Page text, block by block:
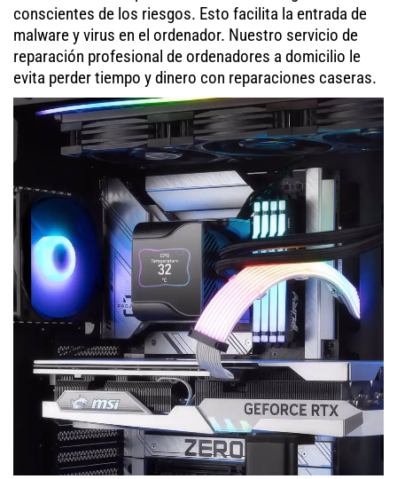
conscientes de los riesgos. Esto facilita la entrada de
malware y virus en el ordenador. Nuestro servicio de
reparación profesional de ordenadores a domicilio le
evita perder tiempo y dinero con reparaciones caseras.